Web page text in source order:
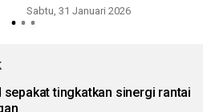
Sabtu, 31 Januari 2026
sepakat tingkatkan sinergi rantai